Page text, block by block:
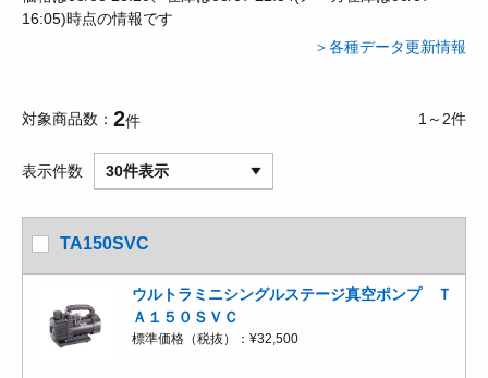
16:05)時点の情報です
＞各種データ更新情報
対象商品数 2件 1～2件
表示件数 30件表示
TA150SVC
ウルトラミニシングルステージ真空ポンプ Ｔ
Ａ１５０ＳＶＣ
標準価格（税抜）： ¥32,500